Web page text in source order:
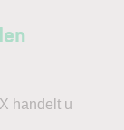
handelt u